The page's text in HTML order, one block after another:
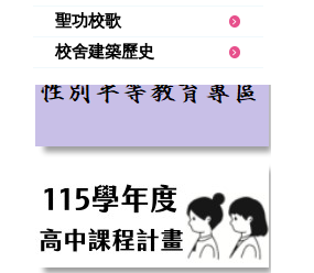
聖功校歌
校舍建築歷史